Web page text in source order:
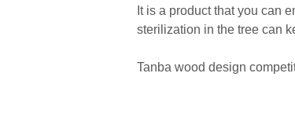
It is a product that you can
sterilization in the tree can
Tanba wood design